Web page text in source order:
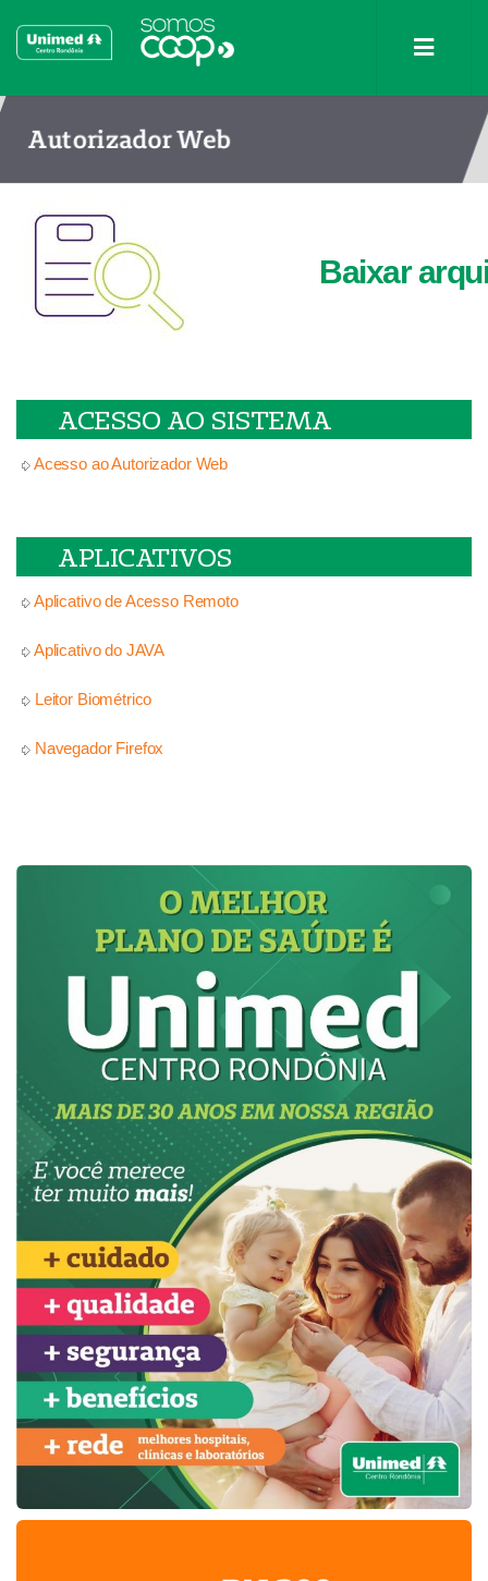
Autorizador Web
Baixar
ACESSO AO SISTEMA
Acesso ao Autorizador Web
APLICATIVOS
Aplicativo de Acesso Remoto
Aplicativo do JAVA
Leitor Biométrico
Navegador Firefox